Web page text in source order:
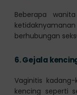
Beberapa
berhubungan
6.Gejala
Vaginitis
kencing seperti